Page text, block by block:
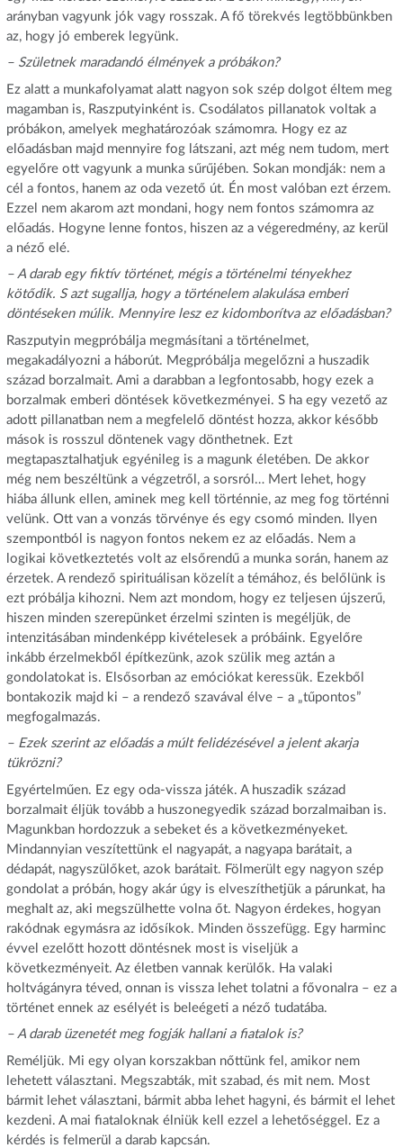
arányban vagyunk jók vagy rosszak. A fő törekvés legtöbbünkben
az, hogy jó emberek legyünk.
– Születnek maradandó élmények a próbákon?
Ez alatt a munkafolyamat alatt nagyon sok szép dolgot éltem meg
magamban is, Raszputyinként is. Csodálatos pillanatok voltak a
próbákon, amelyek meghatározóak számomra. Hogy ez az
előadásban majd mennyire fog látszani, azt még nem tudom, mert
egyelőre ott vagyunk a munka sűrűjében. Sokan mondják: nem a
cél a fontos, hanem az oda vezető út. Én most valóban ezt érzem.
Ezzel nem akarom azt mondani, hogy nem fontos számomra az
előadás. Hogyne lenne fontos, hiszen az a végeredmény, az kerül
a néző elé.
– A darab egy fiktív történet, mégis a történelmi tényekhez
kötődik. S azt sugallja, hogy a történelem alakulása emberi
döntéseken múlik. Mennyire lesz ez kidomborítva az előadásban?
Raszputyin megpróbálja megmásítani a történelmet,
megakadályozni a háborút. Megpróbálja megelőzni a huszadik
század borzalmait. Ami a darabban a legfontosabb, hogy ezek a
borzalmak emberi döntések következményei. S ha egy vezető az
adott pillanatban nem a megfelelő döntést hozza, akkor később
mások is rosszul döntenek vagy dönthetnek. Ezt
megtapasztalhatjuk egyénileg is a magunk életében. De akkor
még nem beszéltünk a végzetről, a sorsról… Mert lehet, hogy
hiába állunk ellen, aminek meg kell történnie, az meg fog történni
velünk. Ott van a vonzás törvénye és egy csomó minden. Ilyen
szempontból is nagyon fontos nekem ez az előadás. Nem a
logikai következtetés volt az elsőrendű a munka során, hanem az
érzetek. A rendező spirituálisan közelít a témához, és belőlünk is
ezt próbálja kihozni. Nem azt mondom, hogy ez teljesen újszerű,
hiszen minden szerepünket érzelmi szinten is megéljük, de
intenzitásában mindenképp kivételesek a próbáink. Egyelőre
inkább érzelmekből építkezünk, azok szülik meg aztán a
gondolatokat is. Elsősorban az emóciókat keressük. Ezekből
bontakozik majd ki – a rendező szavával élve – a „tűpontos”
megfogalmazás.
– Ezek szerint az előadás a múlt felidézésével a jelent akarja
tükrözni?
Egyértelműen. Ez egy oda-vissza játék. A huszadik század
borzalmait éljük tovább a huszonegyedik század borzalmaiban is.
Magunkban hordozzuk a sebeket és a következményeket.
Mindannyian veszítettünk el nagyapát, a nagyapa barátait, a
dédapát, nagyszülőket, azok barátait. Fölmerült egy nagyon szép
gondolat a próbán, hogy akár úgy is elveszíthetjük a párunkat, ha
meghalt az, aki megszülhette volna őt. Nagyon érdekes, hogyan
rakódnak egymásra az idősíkok. Minden összefügg. Egy harminc
évvel ezelőtt hozott döntésnek most is viseljük a
következményeit. Az életben vannak kerülők. Ha valaki
holtvágányra téved, onnan is vissza lehet tolatni a fővonalra – ez a
történet ennek az esélyét is beleégeti a néző tudatába.
– A darab üzenetét meg fogják hallani a fiatalok is?
Reméljük. Mi egy olyan korszakban nőttünk fel, amikor nem
lehetett választani. Megszabták, mit szabad, és mit nem. Most
bármit lehet választani, bármit abba lehet hagyni, és bármit el lehet
kezdeni. A mai fiataloknak élniük kell ezzel a lehetőséggel. Ez a
kérdés is felmerül a darab kapcsán.